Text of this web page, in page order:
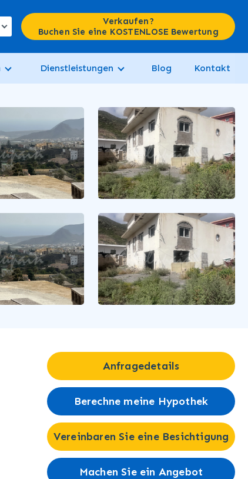
Verkaufen?
Buchen Sie eine KOSTENLOSE Bewertung
Dienstleistungen Blog Kontakt
Anfragedetails
Berechne meine Hypothek
Vereinbaren Sie eine Besichtigung
Machen Sie ein Angebot